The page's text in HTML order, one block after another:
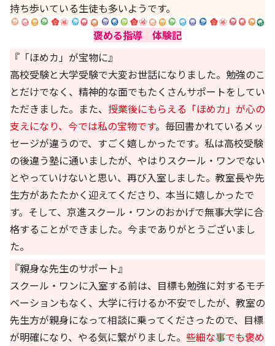
持ち歩いている生徒も多いようです。
褒める指導 体験記
『「ほめカ」が宝物に』
高校受験と大学受験で大変お世話になりました。勉強のこ
とだけでなく、精神的な面でもたくさんサポートをしてい
ただきました。また、 授業後にもらえる「ほめカ」が心の
支えになり、今では私の宝物です。毎回書かれているメッ
セージが違うので、すごく嬉しかったです。私は高校受験
の後違う塾に通いましたが、やはりスクール・ワンでない
とやっていけないと思い、再び入室しました。教室長や先
生方があたたかく迎えてくださり、本当に嬉しかったで
す。そして、京進スクール・ワンのおかげで無事大学に合
格することができました。今までありがとうございまし
た。
『親身な先生のサポート』
スクール・ワンに入室する前は、目標も勉強に対するモチ
ベーションもなく、大学に行けるか不安でしたが、教室の
先生方が親身になって相談に乗ってくださったので、目標
が明確になり、やる気に繋がりました。 些細な事でも褒め